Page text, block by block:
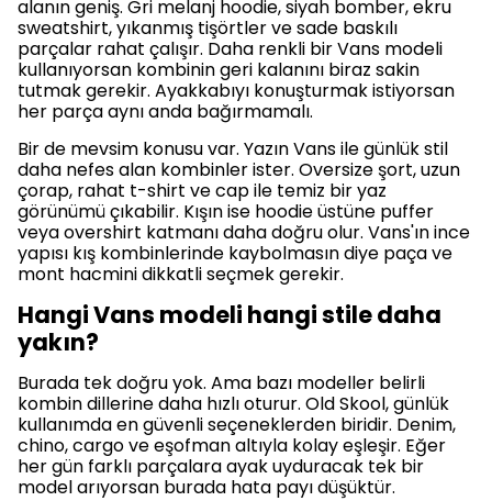
alanın geniş. Gri melanj hoodie, siyah bomber, ekru
sweatshirt, yıkanmış tişörtler ve sade baskılı
parçalar rahat çalışır. Daha renkli bir Vans modeli
kullanıyorsan kombinin geri kalanını biraz sakin
tutmak gerekir. Ayakkabıyı konuşturmak istiyorsan
her parça aynı anda bağırmamalı.
Bir de mevsim konusu var. Yazın Vans ile günlük stil
daha nefes alan kombinler ister. Oversize şort, uzun
çorap, rahat t-shirt ve cap ile temiz bir yaz
görünümü çıkabilir. Kışın ise hoodie üstüne puffer
veya overshirt katmanı daha doğru olur. Vans'ın ince
yapısı kış kombinlerinde kaybolmasın diye paça ve
mont hacmini dikkatli seçmek gerekir.
Hangi Vans modeli hangi stile daha
yakın?
Burada tek doğru yok. Ama bazı modeller belirli
kombin dillerine daha hızlı oturur. Old Skool, günlük
kullanımda en güvenli seçeneklerden biridir. Denim,
chino, cargo ve eşofman altıyla kolay eşleşir. Eğer
her gün farklı parçalara ayak uyduracak tek bir
model arıyorsan burada hata payı düşüktür.